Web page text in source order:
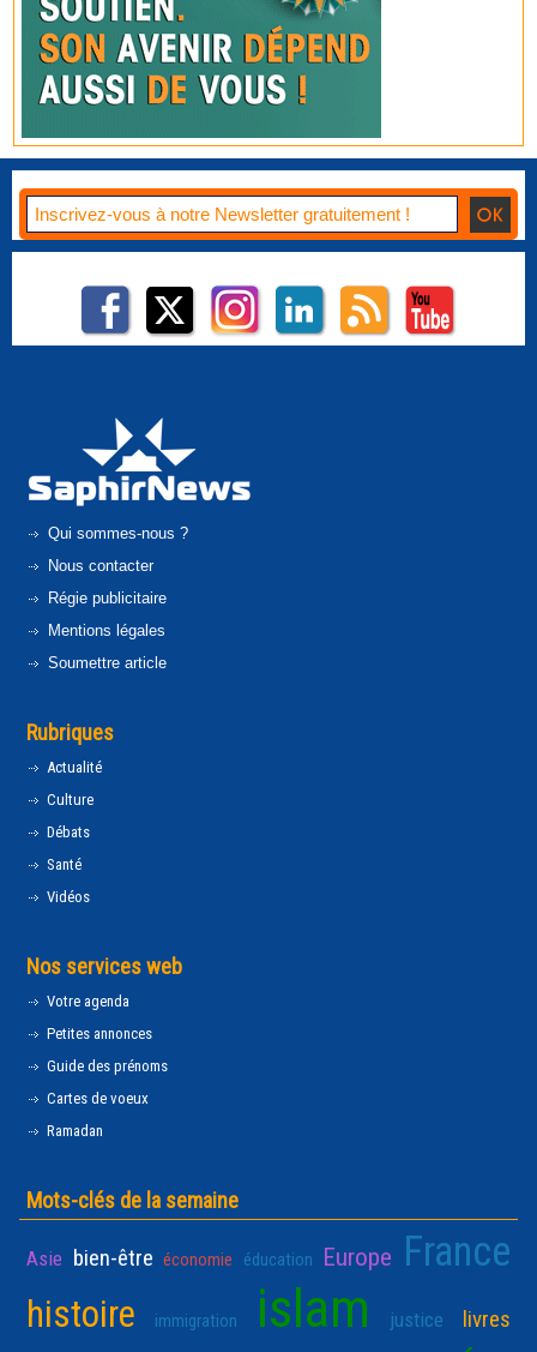
Qui sommes-nous ?
Nous contacter
Régie publicitaire
Mentions légales
Soumettre article
Rubriques
Actualité
Culture
Débats
Santé
Vidéos
Nos services web
Votre agenda
Petites annonces
Guide des prénoms
Cartes de voeux
Ramadan
Mots-clés de la semaine
Asie bien-être économie éducation Europe France
histoire immigration islam justice livres